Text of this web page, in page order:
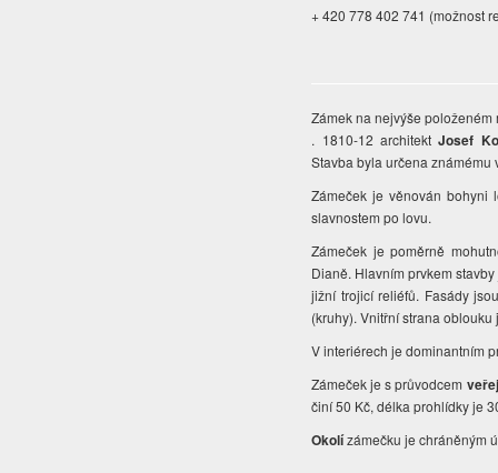
+ 420 778 402 741 (možnost
Zámek na nejvýše
. 1810-12 architektJosef
Stavba byla určena
Zámeček je věnován bohyni
slavnostem po lovu.
Zámeček je poměrně
Dianě. Hlavním prvkem
jižní trojicí reliéfů. Fasády
(kruhy). Vnitřní strana
V interiérech je dominantním
Zámeček je s průvodcem
činí 50 Kč, délka prohlídky je
Okolízámečku je chráněným